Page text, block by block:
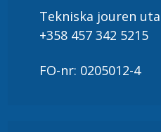
Tekniska jouren
+358 457 342 5215
FO-nr: 0205012-4